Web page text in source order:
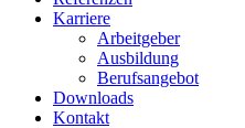
Karriere
Arbeitgeber
Ausbildung
Berufsangebot
Downloads
Kontakt